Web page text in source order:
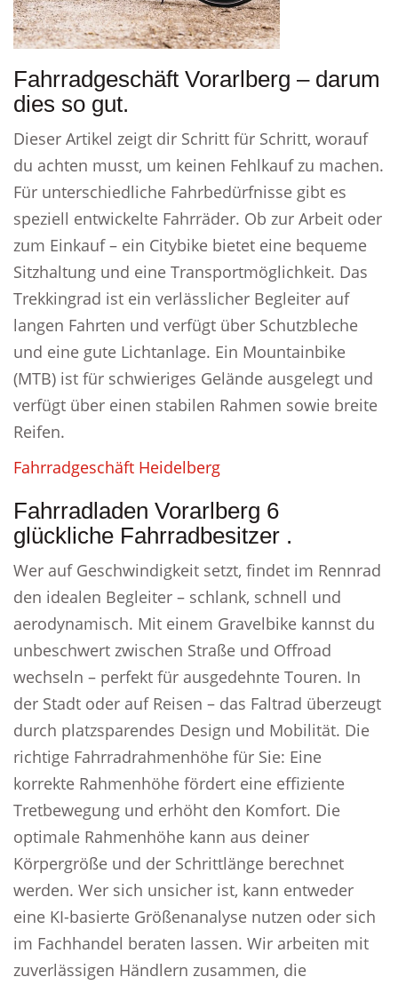
Fahrradgeschäft Vorarlberg – darum
dies so gut.
Dieser Artikel zeigt dir Schritt für Schritt, worauf
du achten musst, um keinen Fehlkauf zu machen.
Für unterschiedliche Fahrbedürfnisse gibt es
speziell entwickelte Fahrräder. Ob zur Arbeit oder
zum Einkauf – ein Citybike bietet eine bequeme
Sitzhaltung und eine Transportmöglichkeit. Das
Trekkingrad ist ein verlässlicher Begleiter auf
langen Fahrten und verfügt über Schutzbleche
und eine gute Lichtanlage. Ein Mountainbike
(MTB) ist für schwieriges Gelände ausgelegt und
verfügt über einen stabilen Rahmen sowie breite
Reifen.
Fahrradgeschäft Heidelberg
Fahrradladen Vorarlberg 6
glückliche Fahrradbesitzer .
Wer auf Geschwindigkeit setzt, findet im Rennrad
den idealen Begleiter – schlank, schnell und
aerodynamisch. Mit einem Gravelbike kannst du
unbeschwert zwischen Straße und Offroad
wechseln – perfekt für ausgedehnte Touren. In
der Stadt oder auf Reisen – das Faltrad überzeugt
durch platzsparendes Design und Mobilität. Die
richtige Fahrradrahmenhöhe für Sie: Eine
korrekte Rahmenhöhe fördert eine effiziente
Tretbewegung und erhöht den Komfort. Die
optimale Rahmenhöhe kann aus deiner
Körpergröße und der Schrittlänge berechnet
werden. Wer sich unsicher ist, kann entweder
eine KI-basierte Größenanalyse nutzen oder sich
im Fachhandel beraten lassen. Wir arbeiten mit
zuverlässigen Händlern zusammen, die